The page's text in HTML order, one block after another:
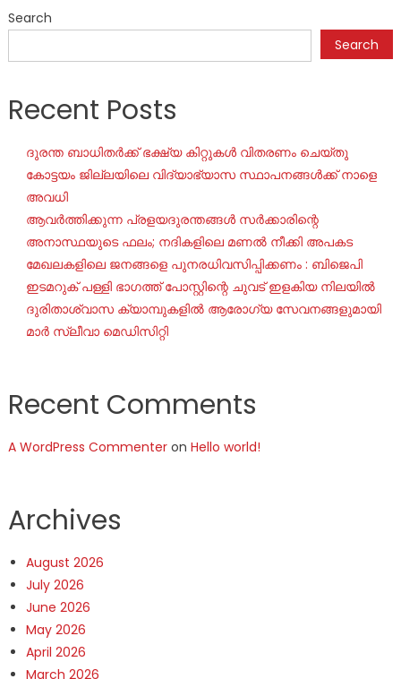
Search
Search
Recent Posts
ദുരന്ത ബാധിതർക്ക് ഭക്ഷ്യ കിറ്റുകൾ വിതരണം ചെയ്തു
കോട്ടയം ജില്ലയിലെ വിദ്യാഭ്യാസ സ്ഥാപനങ്ങൾക്ക് നാളെ
അവധി
ആവർത്തിക്കുന്ന പ്രളയദുരന്തങ്ങൾ സർക്കാരിന്റെ
അനാസ്ഥയുടെ ഫലം; നദികളിലെ മണൽ നീക്കി അപകട
മേഖലകളിലെ ജനങ്ങളെ പുനരധിവസിപ്പിക്കണം : ബിജെപി
ഇടമറുക് പള്ളി ഭാഗത്ത്‌ പോസ്റ്റിന്റെ ചുവട് ഇളകിയ നിലയിൽ
ദുരിതാശ്വാസ ക്യാമ്പുകളിൽ ആരോഗ്യ സേവനങ്ങളുമായി
മാർ സ്ലീവാ മെഡിസിറ്റി
Recent Comments
A WordPress Commenteron Hello world!
Archives
August 2026
July 2026
June 2026
May 2026
April 2026
March 2026